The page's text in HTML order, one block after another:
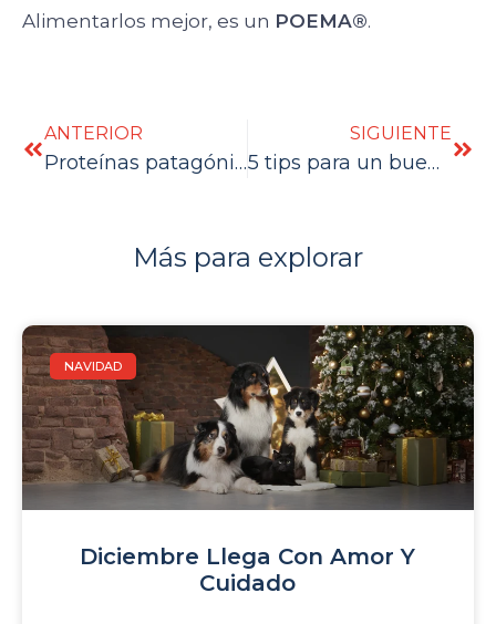
Alimentarlos mejor, es un POEMA®.
ANTERIOR
Proteínas patagónicas 20 kilos
SIGUIENTE
5 tips para un buen cuidado
Más para explorar
NAVIDAD
Diciembre Llega Con Amor Y
Cuidado